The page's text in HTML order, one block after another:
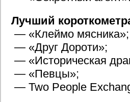
Лучший
— «Клеймо мясника»;
— «Друг Дороти»;
— «Историческая
— «Певцы»;
— Two People